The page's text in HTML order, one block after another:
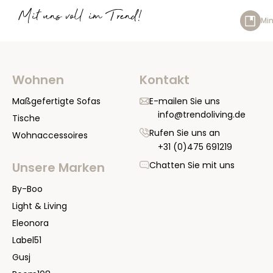
Mit uns voll im Trend!
Wohnen
Maßgefertigte Sofas
Tische
Wohnaccessoires
Unsere Marken
By-Boo
Light & Living
Eleonora
Label51
Gusj
Kontakt
E-mailen Sie uns
info@trendoliving.de
Rufen Sie uns an
+31 (0)475 691219
Chatten Sie mit uns